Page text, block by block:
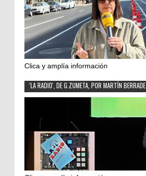
Clica y amplía información
'LA RADIO', DE G.ZUMETA, POR MARTÍN BERRADE